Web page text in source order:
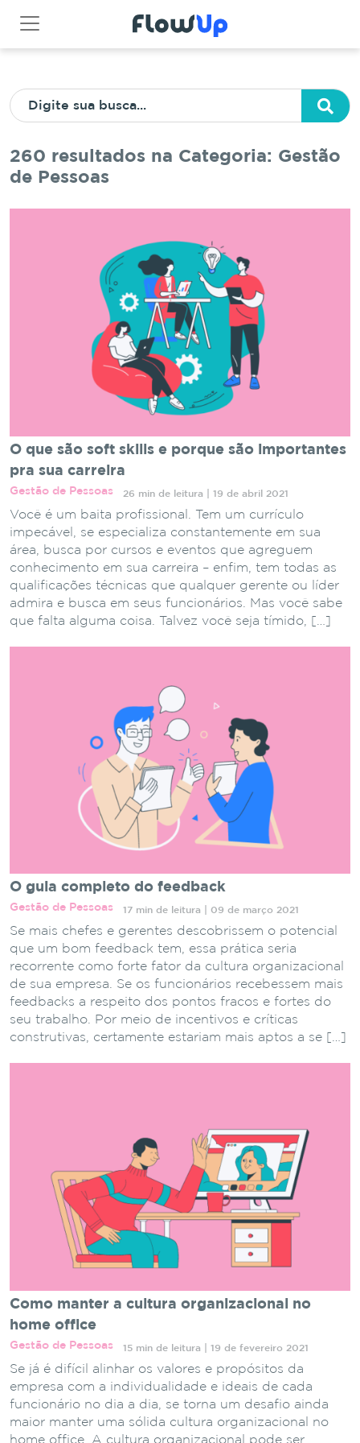
260 resultados na Categoria: Gestão
de Pessoas
O que são soft skills e porque são importantes
pra sua carreira
Gestão de Pessoas 26 min de leitura | 19 de abril 2021
Você é um baita profissional. Tem um currículo
impecável, se especializa constantemente em sua
área, busca por cursos e eventos que agreguem
conhecimento em sua carreira – enfim, tem todas as
qualificações técnicas que qualquer gerente ou líder
admira e busca em seus funcionários. Mas você sabe
que falta alguma coisa. Talvez você seja tímido, […]
O guia completo do feedback
Gestão de Pessoas 17 min de leitura | 09 de março 2021
Se mais chefes e gerentes descobrissem o potencial
que um bom feedback tem, essa prática seria
recorrente como forte fator da cultura organizacional
de sua empresa. Se os funcionários recebessem mais
feedbacks a respeito dos pontos fracos e fortes do
seu trabalho. Por meio de incentivos e críticas
construtivas, certamente estariam mais aptos a se […]
Como manter a cultura organizacional no
home office
Gestão de Pessoas 15 min de leitura | 19 de fevereiro 2021
Se já é difícil alinhar os valores e propósitos da
empresa com a individualidade e ideais de cada
funcionário no dia a dia, se torna um desafio ainda
maior manter uma sólida cultura organizacional no
home office. A cultura organizacional pode ser